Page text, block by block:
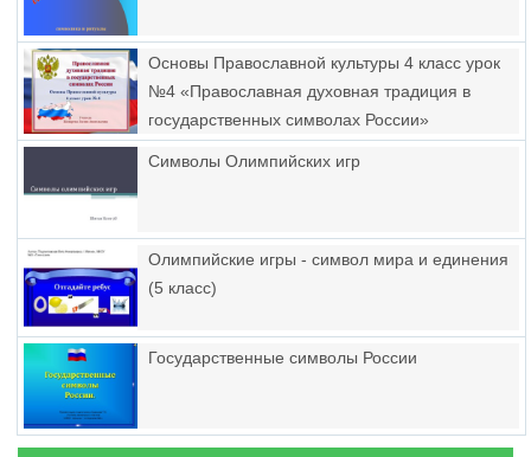
Основы Православной культуры 4 класс урок
№4 «Православная духовная традиция в
государственных символах России»
Символы Олимпийских игр
Олимпийские игры - символ мира и единения
(5 класс)
Государственные символы России